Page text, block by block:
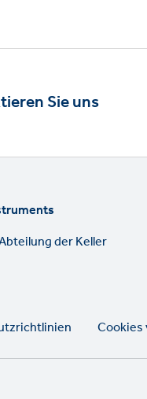
Sie uns
der Keller